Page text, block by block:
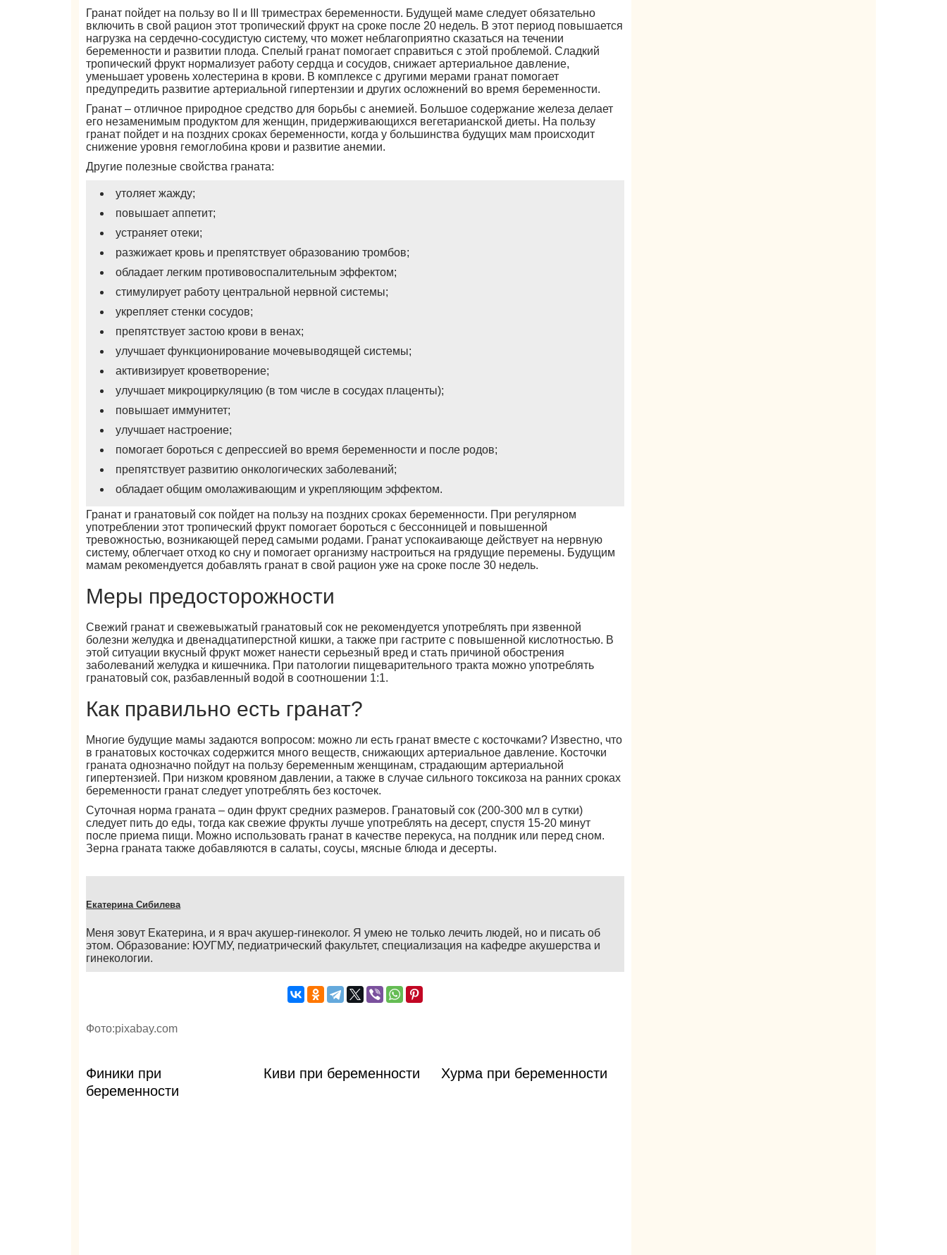
Гранат пойдет на пользу во II и III триместрах беременности. Будущей маме следует обязательно
включить в свой рацион этот тропический фрукт на сроке после 20 недель. В этот период повышается
нагрузка на сердечно-сосудистую систему, что может неблагоприятно сказаться на течении
беременности и развитии плода. Спелый гранат помогает справиться с этой проблемой. Сладкий
тропический фрукт нормализует работу сердца и сосудов, снижает артериальное давление,
уменьшает уровень холестерина в крови. В комплексе с другими мерами гранат помогает
предупредить развитие артериальной гипертензии и других осложнений во время беременности.
Гранат – отличное природное средство для борьбы с анемией. Большое содержание железа делает
его незаменимым продуктом для женщин, придерживающихся вегетарианской диеты. На пользу
гранат пойдет и на поздних сроках беременности, когда у большинства будущих мам происходит
снижение уровня гемоглобина крови и развитие анемии.
Другие полезные свойства граната:
утоляет жажду;
повышает аппетит;
устраняет отеки;
разжижает кровь и препятствует образованию тромбов;
обладает легким противовоспалительным эффектом;
стимулирует работу центральной нервной системы;
укрепляет стенки сосудов;
препятствует застою крови в венах;
улучшает функционирование мочевыводящей системы;
активизирует кроветворение;
улучшает микроциркуляцию (в том числе в сосудах плаценты);
повышает иммунитет;
улучшает настроение;
помогает бороться с депрессией во время беременности и после родов;
препятствует развитию онкологических заболеваний;
обладает общим омолаживающим и укрепляющим эффектом.
Гранат и гранатовый сок пойдет на пользу на поздних сроках беременности. При регулярном
употреблении этот тропический фрукт помогает бороться с бессонницей и повышенной
тревожностью, возникающей перед самыми родами. Гранат успокаивающе действует на нервную
систему, облегчает отход ко сну и помогает организму настроиться на грядущие перемены. Будущим
мамам рекомендуется добавлять гранат в свой рацион уже на сроке после 30 недель.
Меры предосторожности
Свежий гранат и свежевыжатый гранатовый сок не рекомендуется употреблять при язвенной
болезни желудка и двенадцатиперстной кишки, а также при гастрите с повышенной кислотностью. В
этой ситуации вкусный фрукт может нанести серьезный вред и стать причиной обострения
заболеваний желудка и кишечника. При патологии пищеварительного тракта можно употреблять
гранатовый сок, разбавленный водой в соотношении 1:1.
Как правильно есть гранат?
Многие будущие мамы задаются вопросом: можно ли есть гранат вместе с косточками? Известно, что
в гранатовых косточках содержится много веществ, снижающих артериальное давление. Косточки
граната однозначно пойдут на пользу беременным женщинам, страдающим артериальной
гипертензией. При низком кровяном давлении, а также в случае сильного токсикоза на ранних сроках
беременности гранат следует употреблять без косточек.
Суточная норма граната – один фрукт средних размеров. Гранатовый сок (200-300 мл в сутки)
следует пить до еды, тогда как свежие фрукты лучше употреблять на десерт, спустя 15-20 минут
после приема пищи. Можно использовать гранат в качестве перекуса, на полдник или перед сном.
Зерна граната также добавляются в салаты, соусы, мясные блюда и десерты.
Екатерина Сибилева
Меня зовут Екатерина, и я врач акушер-гинеколог. Я умею не только лечить людей, но и писать об
этом. Образование: ЮУГМУ, педиатрический факультет, специализация на кафедре акушерства и
гинекологии.
Фото:pixabay.com
Финики при
беременности
Киви при беременности Хурма при беременности